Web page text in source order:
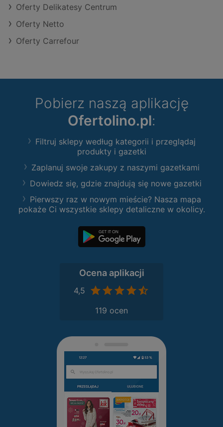
Oferty Delikatesy Centrum
Oferty Netto
Oferty Carrefour
Pobierz naszą aplikację
Ofertolino.pl:
Filtruj sklepy według kategorii i przeglądaj
produkty i gazetki
Zaplanuj swoje zakupy z naszymi gazetkami
Dowiedz się, gdzie znajdują się nowe gazetki
Pierwszy raz w nowym mieście? Nasza mapa
pokaże Ci wszystkie sklepy detaliczne w okolicy.
Ocena aplikacji
4,5
119 ocen